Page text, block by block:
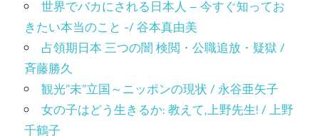
世界でバカにされる日本人 – 今すぐ知ってお
きたい本当のこと -/ 谷本真由美
占領期日本 三つの闇 検閲・公職追放・疑獄 /
斉藤勝久
観光”未”立国～ニッポンの現状 / 永谷亜矢子
女の子はどう生きるか: 教えて,上野先生! / 上野
千鶴子